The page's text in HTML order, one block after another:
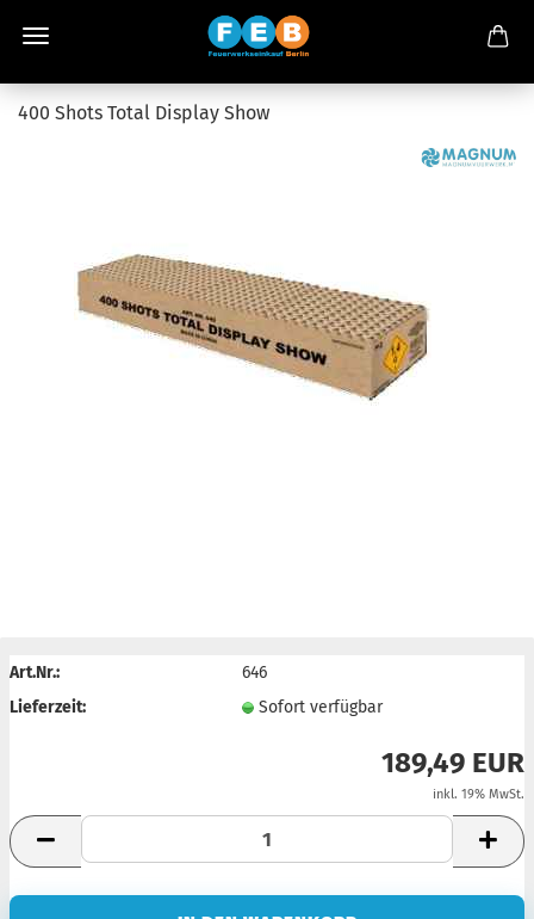
400 Shots Total Display Show
Art.Nr.:
646
Lieferzeit:
Sofort verfügbar
189,49 EUR
inkl. 19% MwSt.